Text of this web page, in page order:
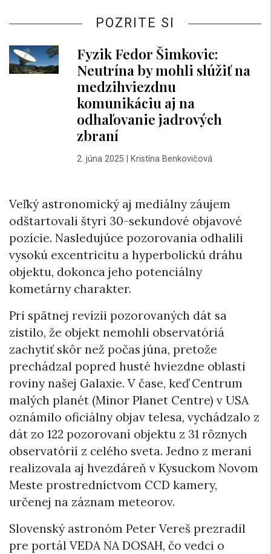
POZRITE SI
Fyzik Fedor Šimkovic:
Neutrína by mohli slúžiť na
medzihviezdnu
komunikáciu aj na
odhaľovanie jadrových
zbraní
2. júna 2025| Kristína Benkovičová
Veľký astronomický aj mediálny záujem
odštartovali štyri 30-sekundové objavové
pozície. Nasledujúce pozorovania odhalili
vysokú excentricitu a hyperbolickú dráhu
objektu, dokonca jeho potenciálny
kometárny charakter.
Pri spätnej revízii pozorovaných dát sa
zistilo, že objekt nemohli observatóriá
zachytiť skôr než počas júna, pretože
prechádzal popred husté hviezdne oblasti
roviny našej Galaxie. V čase, keď Centrum
malých planét (Minor Planet Centre) v USA
oznámilo oficiálny objav telesa, vychádzalo z
dát zo 122 pozorovaní objektu z 31 rôznych
observatórií z celého sveta. Jedno z meraní
realizovala aj hvezdáreň v Kysuckom Novom
Meste prostredníctvom CCD kamery,
určenej na záznam meteorov.
Slovenský astronóm Peter Vereš prezradil
pre portál VEDA NA DOSAH, čo vedci o